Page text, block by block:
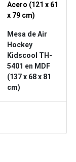
Acero (121 x 61
x 79 cm)
Mesa de Air
Hockey
Kidscool TH-
5401 en MDF
(137 x 68 x 81
cm)